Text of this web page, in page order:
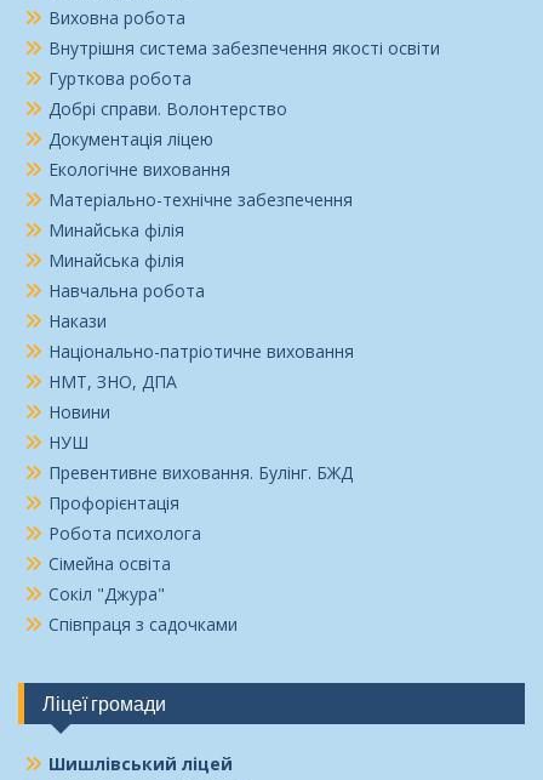
Виховна робота
Внутрішня система забезпечення якості освіти
Гурткова робота
Добрі справи. Волонтерство
Документація ліцею
Екологічне виховання
Матеріально-технічне забезпечення
Минайська філія
Минайська філія
Навчальна робота
Накази
Національно-патріотичне виховання
НМТ, ЗНО, ДПА
Новини
НУШ
Превентивне виховання. Булінг. БЖД
Профорієнтація
Робота психолога
Сімейна освіта
Сокіл "Джура"
Співпраця з садочками
Ліцеї громади
Шишлівський ліцей